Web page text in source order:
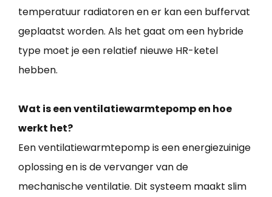
temperatuur radiatoren en er kan een buffervat
geplaatst worden. Als het gaat om een hybride
type moet je een relatief nieuwe HR-ketel
hebben.
Wat is een ventilatiewarmtepomp en hoe
werkt het?
Een ventilatiewarmtepomp is een energiezuinige
oplossing en is de vervanger van de
mechanische ventilatie. Dit systeem maakt slim